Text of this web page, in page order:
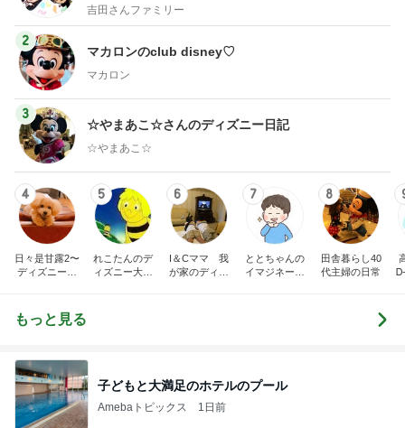
吉田さんファミリー
2
マカロンのclub disney♡
マカロン
3
☆やまあこ☆さんのディズニー日記
☆やまあこ☆
4
日々是甘露2〜
ディズニー風
5
れこたんのデ
ィズニー大好
6
I＆Cママ 我
が家のディズ
7
ととちゃんの
イマジネーシ
8
田舎暮らし40
代主婦の日常
もっと見る
子どもと大満足のホテルのプール
Amebaトピックス 1日前